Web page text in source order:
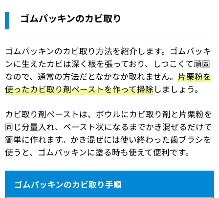
ゴムパッキンのカビ取り
ゴムパッキンのカビ取り方法を紹介します。ゴムパッキ
ンに生えたカビは深く根を張っており、しつこくて頑固
なので、通常の方法だとなかなか取れません。 片栗粉を
使ったカビ取り剤ペーストを作って掃除しましょう。
カビ取り剤ペーストは、ボウルにカビ取り剤と片栗粉を
同じ分量入れ、ペースト状になるまでかき混ぜるだけで
簡単に作れます。かき混ぜには使い終わった歯ブラシを
使うと、ゴムパッキンに塗る時も使えて便利です。
ゴムパッキンのカビ取り手順